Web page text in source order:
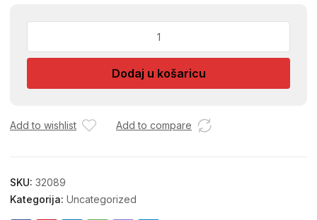
150MM
količina
Dodaj u košaricu
Add to wishlist Add to compare
SKU: 32089
Kategorija: Uncategorized